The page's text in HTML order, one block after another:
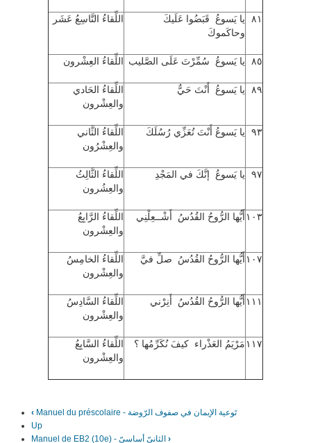
٨١
يا يَسوعُ قَبَضُوا عَلَيكَ
وحاكَموكَ
اللِّقاءُ التَّاسِعُ عَشَر
٨٥ يا يَسوعُ سُمِّرْتَ عَلَى الصَّليب اللِّقاءُ العِشْرون
٨٩ يا يَسوعُ أَنْتَ حَيٌّ
اللِّقاءُ الحَادي
والعِشْرون
٩٣ يا يَسوعُ أَنْتَ تُعَزِّي رُسُلَكَ
اللِّقاءُ الثَّاني
والعِشْرُون
٩٧ يا يَسوعُ إنَّكَ في المَجْدِ
اللِّقاءُ الثَّالِثُ
والعِشُرون
١٠٣ أَيُّها الرُّوحُ القُدُسُ أَشْــعِلْنِي
اللِّقاءُ الرَّابِعُ
والعِشْرون
١٠٧ أَيُّها الرُّوحُ القُدُسُ صلِّ فيَّ
اللِّقاءُ الخامِسُ
والعِشْرون
١١١ أَيُّها الرُّوحُ القُدُسُ أَنِرْني
اللِّقاءُ السَّادِسُ
والعِشْرون
١١٧ مَرْيَمُ العَذْراء كيفَ نُكَرِّمُها ؟
اللِّقاءُ السَّابِعُ
والعِشْرون
‹
Manuel du préscolaire - تَوعية الإيمان في صفوف الرّوضة
Up
›